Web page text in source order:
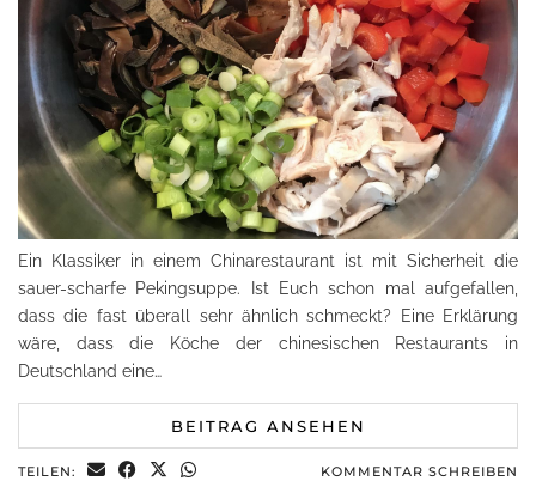
Ein Klassiker in einem Chinarestaurant ist mit Sicherheit die
sauer-scharfe Pekingsuppe. Ist Euch schon mal aufgefallen,
dass die fast überall sehr ähnlich schmeckt? Eine Erklärung
wäre, dass die Köche der chinesischen Restaurants in
Deutschland eine…
BEITRAG ANSEHEN
TEILEN: KOMMENTAR SCHREIBEN